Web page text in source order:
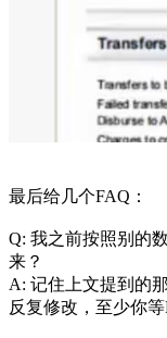
最后给几个FAQ：
Q: 我之前按照别的
来？
A: 记住上文提到的
反复修改，至少你